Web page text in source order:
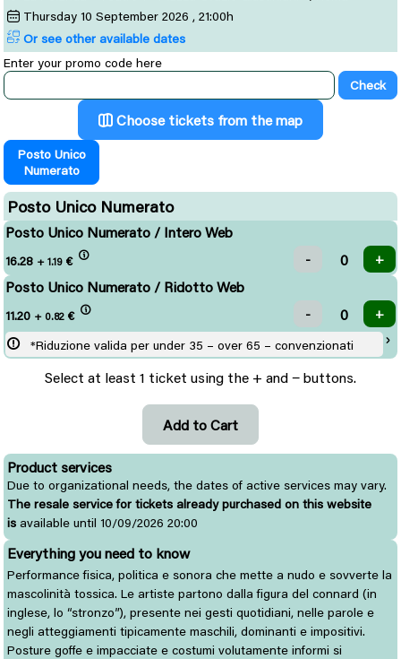
Thursday 10 September 2026 , 21:00h
Or see other available dates
Enter your promo code here
Choose tickets from the map
Posto Unico
Numerato
Posto Unico Numerato
Posto Unico Numerato / Intero Web
16.28 + 1.19 €
Posto Unico Numerato / Ridotto Web
11.20 + 0.82 €
*Riduzione valida per under 35 – over 65 – convenzionati
Select at least 1 ticket using the + and − buttons.
Product services
Due to organizational needs, the dates of active services may vary.
The resale service for tickets already purchased on this website
is available until 10/09/2026 20:00
Everything you need to know
Performance fisica, politica e sonora che mette a nudo e sovverte la
mascolinità tossica. Le artiste partono dalla figura del connard (in
inglese, lo “stronzo”), presente nei gesti quotidiani, nelle parole e
negli atteggiamenti tipicamente maschili, dominanti e impositivi.
Posture goffe e impacciate e costumi volutamente informi si